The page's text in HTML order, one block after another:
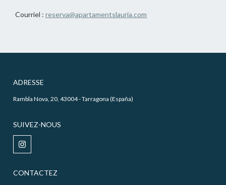
Courriel : reserva@apartamentslauria.com
ADRESSE
Rambla Nova, 20, 43004 - Tarragona (España)
SUIVEZ-NOUS
CONTACTEZ